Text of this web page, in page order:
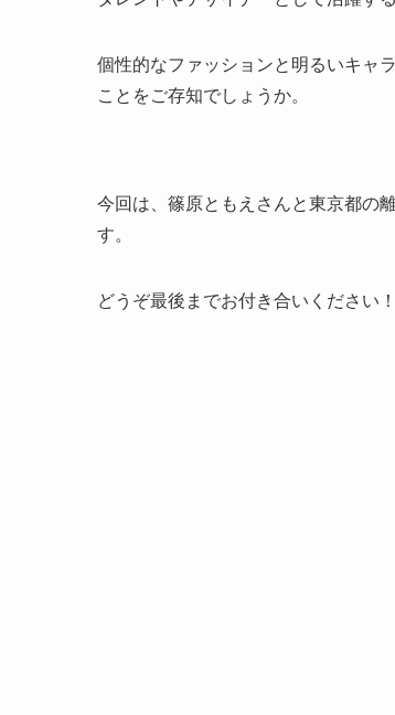
個性的なファッションと明るいキャ
ことをご存知でしょうか。
今回は、篠原ともえさんと東京都の
す。
どうぞ最後までお付き合いください！